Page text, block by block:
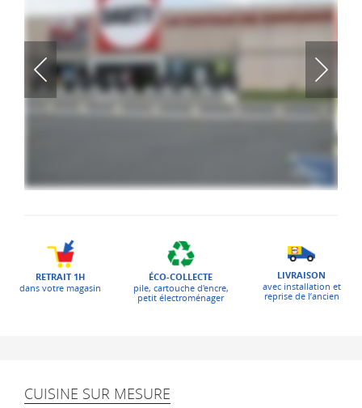
RETRAIT 1H
dans votre magasin
ÉCO-COLLECTE
pile, cartouche d'encre,
petit électroménager
LIVRAISON
avec installation et
reprise de l’ancien
CUISINE SUR MESURE